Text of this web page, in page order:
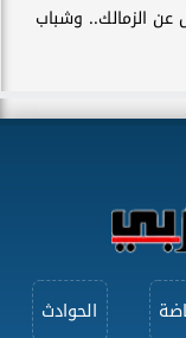
عن الزمالك.. وشباب
الحوادث